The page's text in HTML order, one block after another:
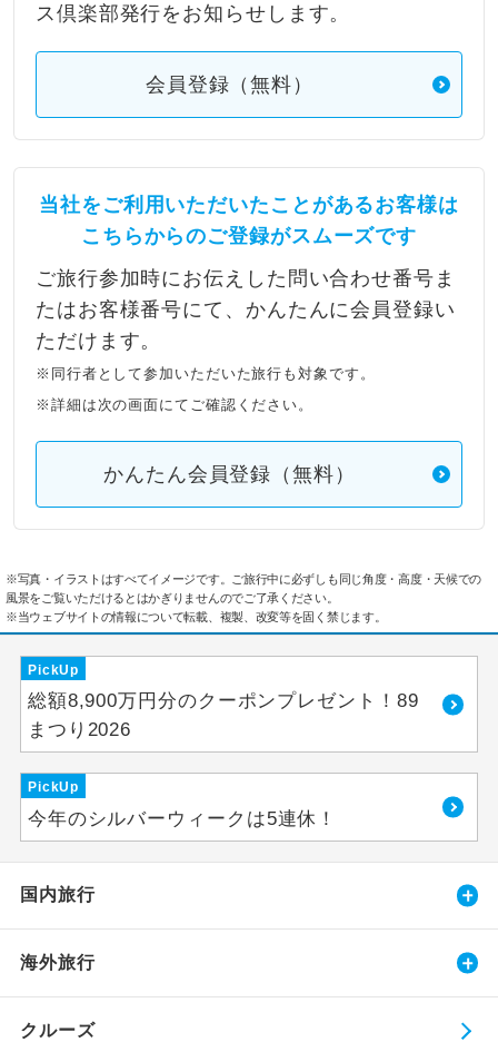
ス倶楽部発行をお知らせします。
会員登録（無料）
当社をご利用いただいたことがあるお客様は
こちらからのご登録がスムーズです
ご旅行参加時にお伝えした問い合わせ番号ま
たはお客様番号にて、かんたんに会員登録い
ただけます。
※同行者として参加いただいた旅行も対象です。
※詳細は次の画面にてご確認ください。
かんたん会員登録（無料）
※写真・イラストはすべてイメージです。ご旅行中に必ずしも同じ角度・高度・天候での
風景をご覧いただけるとはかぎりませんのでご了承ください。
※当ウェブサイトの情報について転載、複製、改変等を固く禁じます。
PickUp
総額8,900万円分のクーポンプレゼント！89
まつり2026
PickUp
今年のシルバーウィークは5連休！
国内旅行
海外旅行
クルーズ